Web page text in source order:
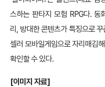
스하는 판타지 모험 RPG다. 동
리, 방대한 콘텐츠가 특징으로
셀러 모바일게임으로 자리매김
확인할 수 있다.
[이미지 자료]